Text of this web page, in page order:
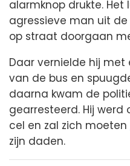
alarmknop drukte. Het
agressieve man uit
op straat doorgaan
Daar vernielde hij
van de bus en
daarna kwam de
gearresteerd. Hij
cel en zal zich moeten
zijn daden.